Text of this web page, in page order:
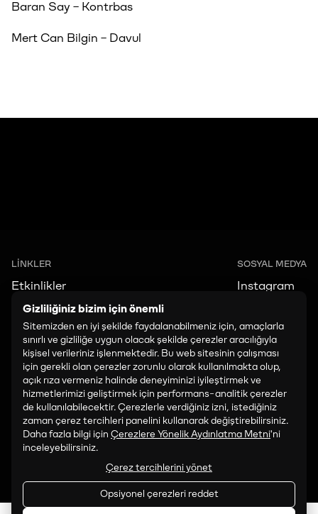
Baran Say – Kontrbas
Mert Can Bilgin – Davul
LİNKLER
Etkinlikler
Ziyaret Edin
SOSYAL MEDYA
Instagram
TikTok
Facebook
İLETİŞİM
art@paribu.com
PROGRAMLAMA:
art.programming@paribu.com
SATIŞ VE İŞ BIRLIĞI:
art.partnerships@paribu.com
Gizliliğiniz bizim için önemli
Sitemizden en iyi şekilde faydalanabilmeniz için, amaçlarla
sınırlı ve gizliliğe uygun olacak şekilde çerezler aracılığıyla
kişisel verileriniz işlenmektedir. Bu web sitesinin çalışması
için gerekli olan çerezler zorunlu olarak kullanılmakta olup,
açık rıza vermeniz halinde deneyiminizi iyileştirmek ve
hizmetlerimizi geliştirmek için performans-analitik çerezler
de kullanılabilecektir. Çerezlerle verdiğiniz izni, istediğiniz
zaman çerez tercihleri panelini kullanarak değiştirebilirsiniz.
Daha fazla bilgi için Çerezlere Yönelik Aydınlatma Metni'ni
inceleyebilirsiniz.
Çerez tercihlerini yönet
Opsiyonel çerezleri reddet